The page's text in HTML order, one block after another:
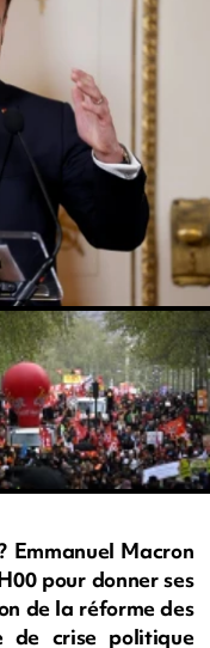
Emmanuel Macron
pour donner ses
de la réforme des
de crise politique